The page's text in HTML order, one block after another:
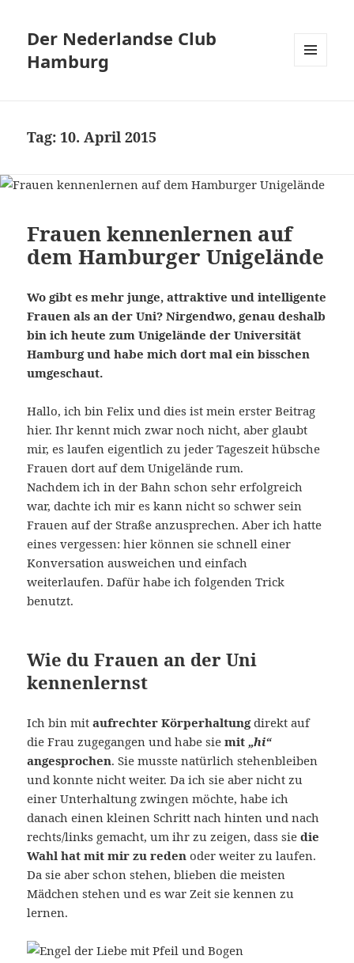
Der Nederlandse Club
Hamburg
Tag:10. April 2015
Frauen kennenlernen auf
dem Hamburger Unigelände
Wo gibt es mehr junge, attraktive und intelligente
Frauen als an der Uni? Nirgendwo, genau deshalb
bin ich heute zum Unigelände der Universität
Hamburg und habe mich dort mal ein bisschen
umgeschaut.
Hallo, ich bin Felix und dies ist mein erster Beitrag
hier. Ihr kennt mich zwar noch nicht, aber glaubt
mir, es laufen eigentlich zu jeder Tageszeit hübsche
Frauen dort auf dem Unigelände rum.
Nachdem ich in der Bahn schon sehr erfolgreich
war, dachte ich mir es kann nicht so schwer sein
Frauen auf der Straße anzusprechen. Aber ich hatte
eines vergessen: hier können sie schnell einer
Konversation ausweichen und einfach
weiterlaufen. Dafür habe ich folgenden Trick
benutzt.
Wie du Frauen an der Uni
kennenlernst
Ich bin mitaufrechter Körperhaltungdirekt auf
die Frau zugegangen und habe siemit„hi“
angesprochen. Sie musste natürlich stehenbleiben
und konnte nicht weiter. Da ich sie aber nicht zu
einer Unterhaltung zwingen möchte, habe ich
danach einen kleinen Schritt nach hinten und nach
rechts/links gemacht, um ihr zu zeigen, dass siedie
Wahl hat mit mir zu reden oder weiter zu laufen.
Da sie aber schon stehen, blieben die meisten
Mädchen stehen und es war Zeit sie kennen zu
lernen.